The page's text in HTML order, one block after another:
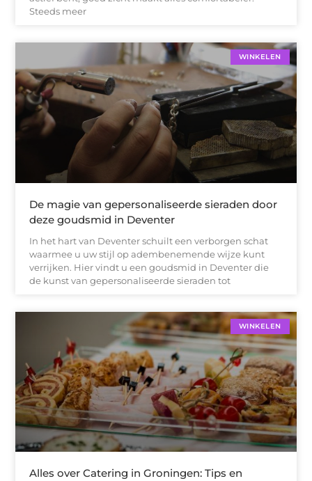
Steeds meer
WINKELEN
De magie van gepersonaliseerde sieraden door
deze goudsmid in Deventer
In het hart van Deventer schuilt een verborgen schat
waarmee u uw stijl op adembenemende wijze kunt
verrijken. Hier vindt u een goudsmid in Deventer die
de kunst van gepersonaliseerde sieraden tot
WINKELEN
Alles over Catering in Groningen: Tips en